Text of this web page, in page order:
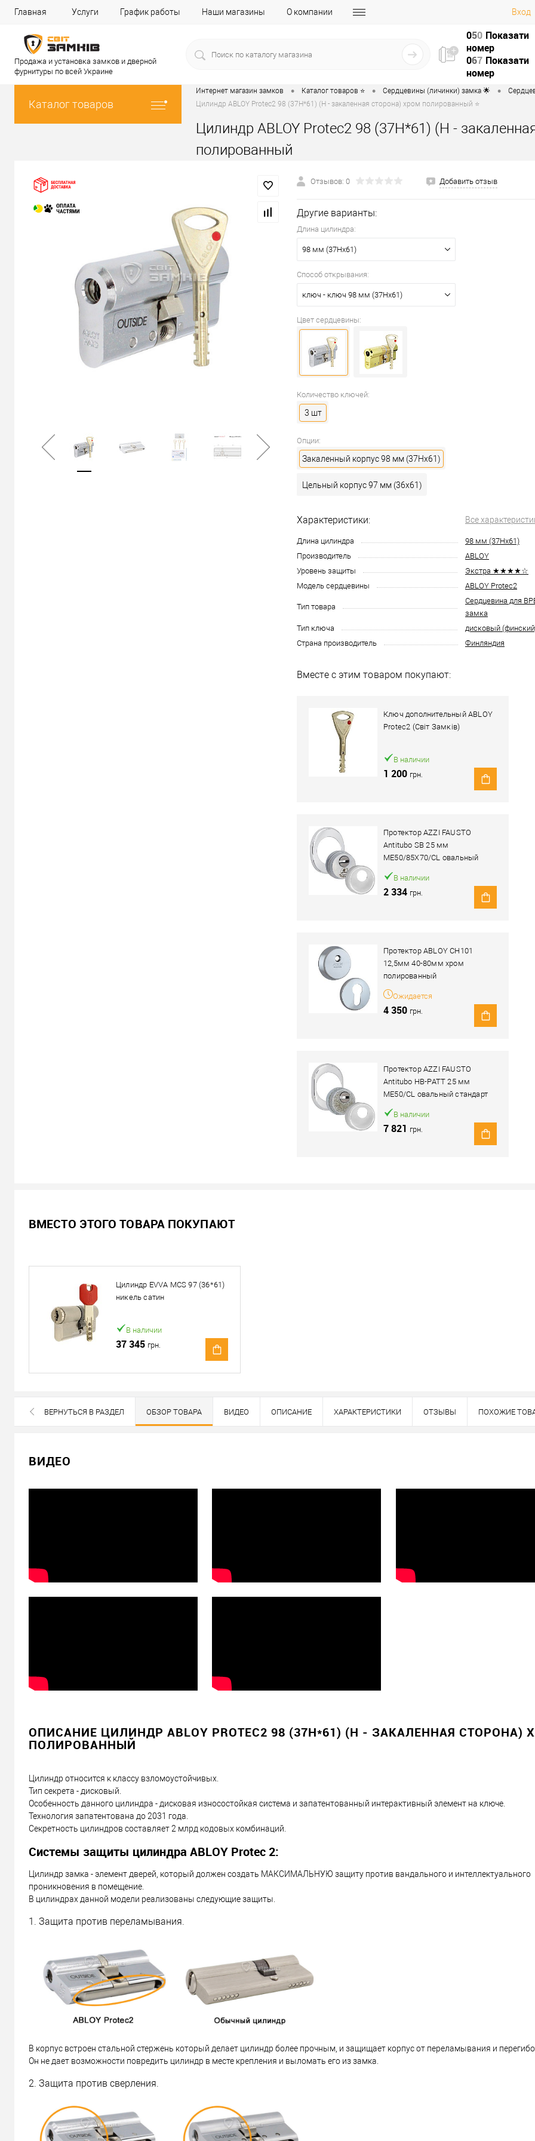
Главная Услуги График работы Наши магазины О компании Вход
Продажа и установка замков и дверной
фурнитуры по всей Украине
050 Показати
номер
067 Показати
номер
Каталог товаров
Интернет магазин замков • Каталог товаров ⭐ • Сердцевины (личинки) замка 🌟 •
Цилиндр ABLOY Protec2 98 (37H*61) (H - закаленная сторона) хром полированный ⭐
Цилиндр ABLOY Protec2 98 (37H*61) (H -
полированный
Отзывов: 0 Добавить отзыв
Другие варианты:
Длина цилиндра:
98 мм (37Hx61)
Способ открывания:
ключ - ключ 98 мм (37Hx61)
Цвет сердцевины:
Количество ключей:
3 шт
Опции:
Закаленный корпус 98 мм (37Hx61)
Цельный корпус 97 мм (36x61)
Характеристики: Все
Длина цилиндра
98 мм (37Hx61)
Производитель
ABLOY
Уровень защиты
Экстра ★★★★☆
Модель сердцевины
ABLOY Protec2
Тип товара
Сердцевина для
замка
Тип ключа
дисковый
Страна производитель
Финляндия
Вместе с этим товаром покупают:
Ключ дополнительный ABLOY
Protec2 (Світ Замків)
В наличии
1 200 грн.
Протектор AZZI FAUSTO
Antitubo SB 25 мм
ME50/85X70/CL овальный
широкий хром полированный
В наличии
2 334 грн.
Протектор ABLOY CH101
12,5мм 40-80мм хром
полированный
Ожидается
4 350 грн.
Протектор AZZI FAUSTO
Antitubo HB-PATT 25 мм
ME50/CL овальный стандарт
хром полированный
В наличии
7 821 грн.
Кол-во:
В корзину
«Новой Почтой» по Украине
Самовывоз
Доставка наложенным платежом от 400 грн
ВМЕСТО ЭТОГО ТОВАРА ПОКУПАЮТ
Цилиндр EVVA MCS 97 (36*61)
никель сатин
В наличии
37 345 грн.
ВЕРНУТЬСЯ В РАЗДЕЛ ОБЗОР ТОВАРА ВИДЕО ОПИСАНИЕ ХАРАКТЕРИСТИКИ ОТЗЫВЫ ПОХОЖИЕ
ВИДЕО
ОПИСАНИЕ ЦИЛИНДР ABLOY PROTEC2 98 (37H*61) (H - ЗАКАЛЕННАЯ СТОРОНА)
ПОЛИРОВАННЫЙ
Цилиндр относится к классу взломоустойчивых.
Тип секрета - дисковый.
Особенность данного цилиндра - дисковая износостойкая система и запатентованный интерактивный элемент на ключе.
Технология запатентована до 2031 года.
Секретность цилиндров составляет 2 млрд кодовых комбинаций.
Системы защиты цилиндра ABLOY Protec 2:
Цилиндр замка - элемент дверей, который должен создать МАКСИМАЛЬНУЮ защиту против вандального и интеллектуального
проникновения в помещение.
В цилиндрах данной модели реализованы следующие защиты.
1. Защита против переламывания.
В корпус встроен стальной стержень который делает цилиндр более прочным, и защищает корпус от переламывания и
Он не дает возможности повредить цилиндр в месте крепления и выломать его из замка.
2. Защита против сверления.